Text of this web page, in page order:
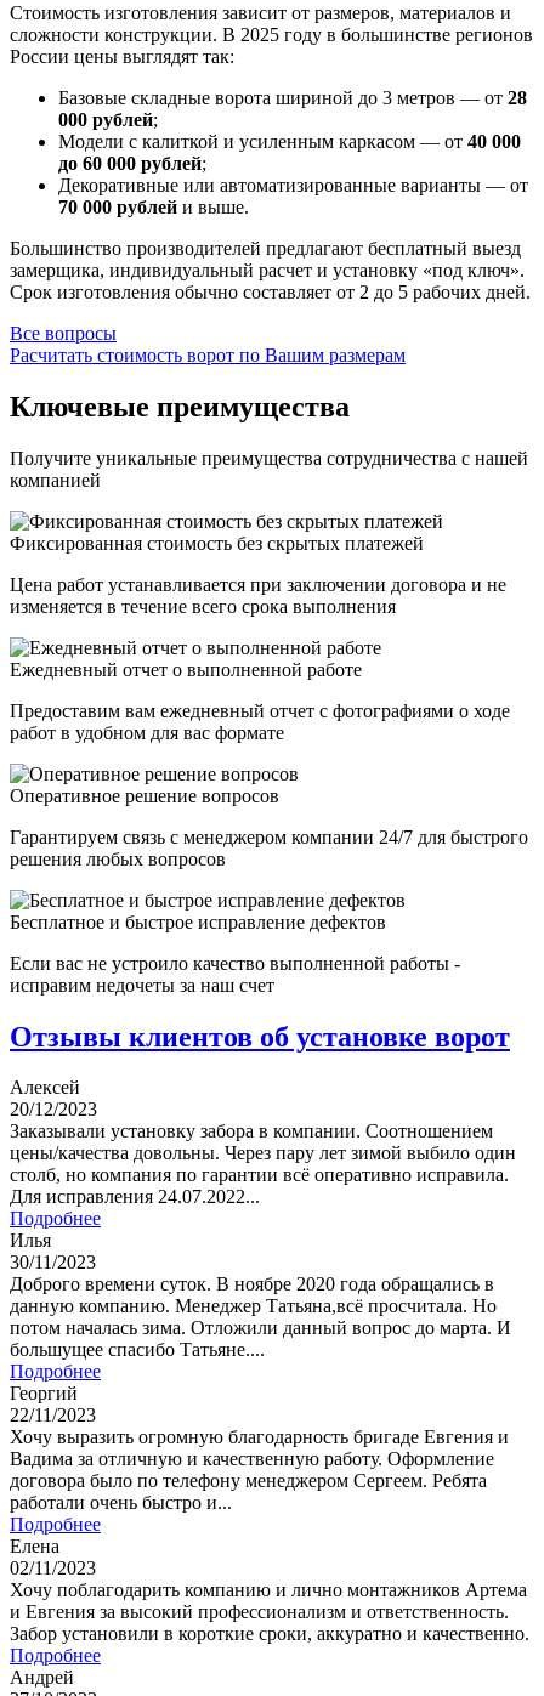
Стоимость изготовления зависит от размеров, материалов и
сложности конструкции. В 2025 году в большинстве регионов
России цены выглядят так:
Базовые складные ворота шириной до 3 метров — от 28
000 рублей;
Модели с калиткой и усиленным каркасом — от 40 000
до 60 000 рублей;
Декоративные или автоматизированные варианты — от
70 000 рублей и выше.
Большинство производителей предлагают бесплатный выезд
замерщика, индивидуальный расчет и установку «под ключ».
Срок изготовления обычно составляет от 2 до 5 рабочих дней.
Все вопросы
Расчитать стоимость ворот по Вашим размерам
Ключевые преимущества
Получите уникальные преимущества сотрудничества с нашей
компанией
Фиксированная стоимость без скрытых платежей
Цена работ устанавливается при заключении договора и не
изменяется в течение всего срока выполнения
Ежедневный отчет о выполненной работе
Предоставим вам ежедневный отчет с фотографиями о ходе
работ в удобном для вас формате
Оперативное решение вопросов
Гарантируем связь с менеджером компании 24/7 для быстрого
решения любых вопросов
Бесплатное и быстрое исправление дефектов
Если вас не устроило качество выполненной работы -
исправим недочеты за наш счет
Отзывы клиентов об установке ворот
Алексей
20/12/2023
Заказывали установку забора в компании. Соотношением
цены/качества довольны. Через пару лет зимой выбило один
столб, но компания по гарантии всё оперативно исправила.
Для исправления 24.07.2022...
Подробнее
Илья
30/11/2023
Доброго времени суток. В ноябре 2020 года обращались в
данную компанию. Менеджер Татьяна,всё просчитала. Но
потом началась зима. Отложили данный вопрос до марта. И
большущее спасибо Татьяне....
Подробнее
Георгий
22/11/2023
Хочу выразить огромную благодарность бригаде Евгения и
Вадима за отличную и качественную работу. Оформление
договора было по телефону менеджером Сергеем. Ребята
работали очень быстро и...
Подробнее
Елена
02/11/2023
Хочу поблагодарить компанию и лично монтажников Артема
и Евгения за высокий профессионализм и ответственность.
Забор установили в короткие сроки, аккуратно и качественно.
Подробнее
Андрей